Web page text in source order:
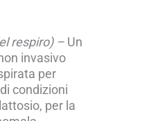
respiro) – Un
invasivo
per
condizioni
per la